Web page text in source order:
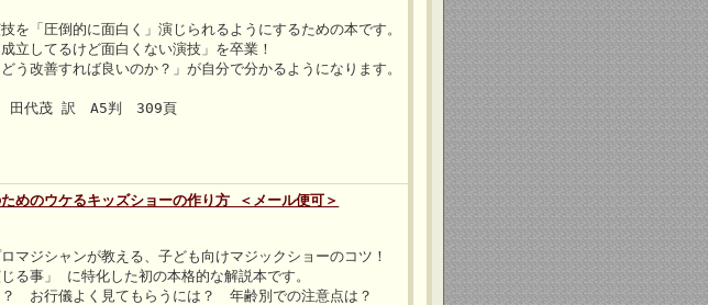
を「圧倒的に面白く」演じられるようにするための本です。
立してるけど面白くない演技」を卒業！
う改善すれば良いのか？」が自分で分かるようになります。
田代茂 訳 A5判 309頁
ためのウケるキッズショーの作り方 ＜メール便可＞
マジシャンが教える、子ども向けマジックショーのコツ！
じる事」 に特化した初の本格的な解説本です。
？ お行儀よく見てもらうには？ 年齢別での注意点は？